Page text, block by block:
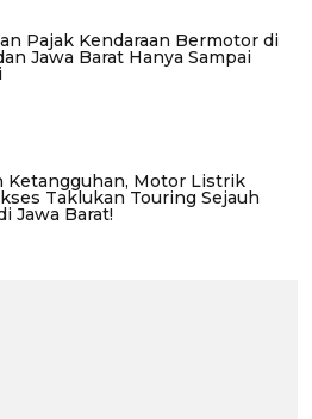
Pajak Kendaraan Bermotor di
Jawa Barat Hanya Sampai
Ketangguhan, Motor Listrik
Taklukan Touring Sejauh
Jawa Barat!